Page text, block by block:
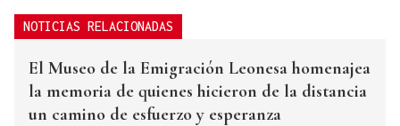
NOTICIAS RELACIONADAS
El Museo de la Emigración Leonesa homenajea
la memoria de quienes hicieron de la distancia
un camino de esfuerzo y esperanza